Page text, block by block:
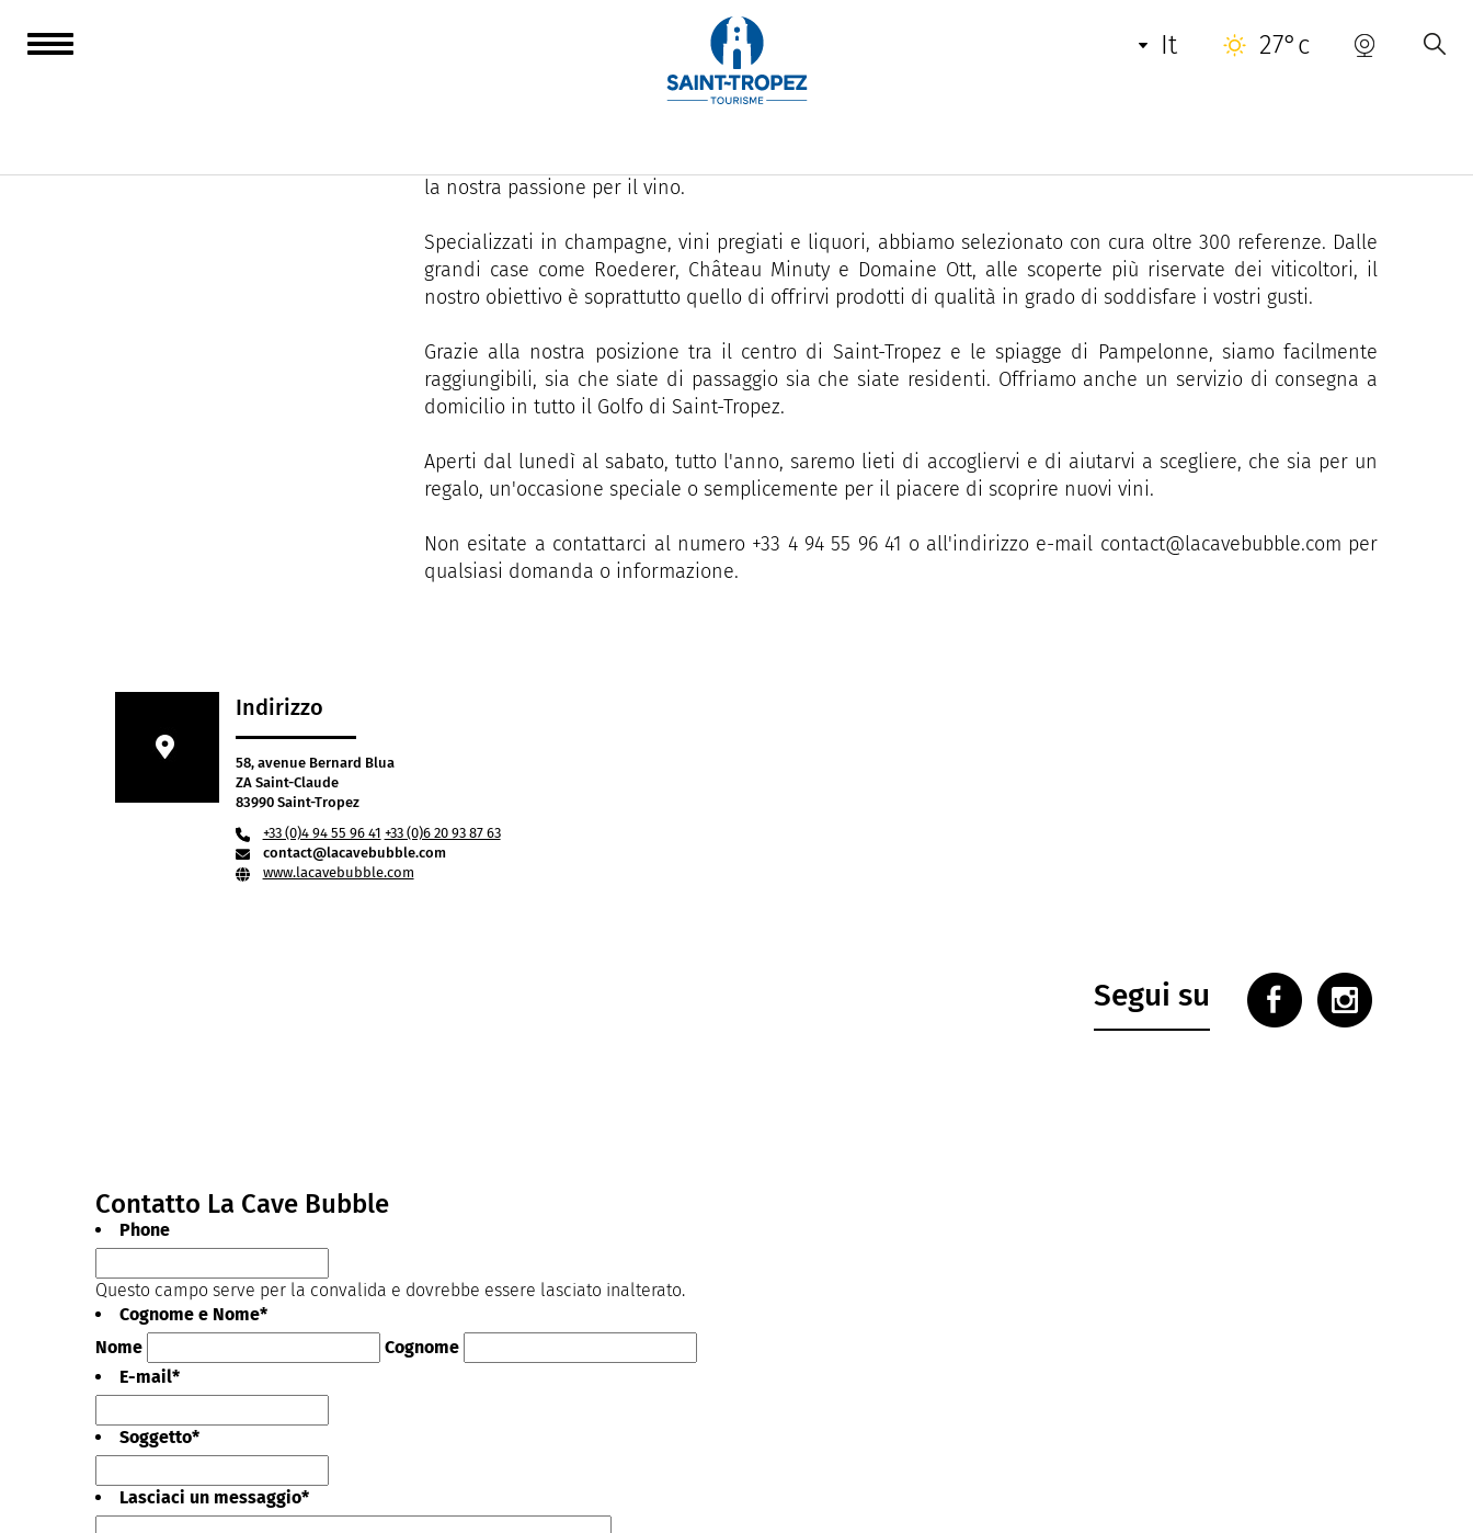
it 27°c
Situata sulla Route des Beaches a Saint-Tropez, La Cave Bubble è una cantina indipendente a conduzione
la nostra passione per il vino.
Specializzati in champagne, vini pregiati e liquori, abbiamo selezionato con cura oltre 300 referenze. Dalle
grandi case come Roederer, Château Minuty e Domaine Ott, alle scoperte più riservate dei viticoltori, il
nostro obiettivo è soprattutto quello di offrirvi prodotti di qualità in grado di soddisfare i vostri gusti.
Grazie alla nostra posizione tra il centro di Saint-Tropez e le spiagge di Pampelonne, siamo facilmente
raggiungibili, sia che siate di passaggio sia che siate residenti. Offriamo anche un servizio di consegna a
domicilio in tutto il Golfo di Saint-Tropez.
Aperti dal lunedì al sabato, tutto l'anno, saremo lieti di accogliervi e di aiutarvi a scegliere, che sia per un
regalo, un'occasione speciale o semplicemente per il piacere di scoprire nuovi vini.
Non esitate a contattarci al numero +33 4 94 55 96 41 o all'indirizzo e-mail contact@lacavebubble.com per
qualsiasi domanda o informazione.
Indirizzo
58, avenue Bernard Blua
ZA Saint-Claude
83990 Saint-Tropez
+33 (0)4 94 55 96 41 +33 (0)6 20 93 87 63
contact@lacavebubble.com
www.lacavebubble.com
Segui su
Contatto La Cave Bubble
Phone
Questo campo serve per la convalida e dovrebbe essere lasciato inalterato.
Cognome e Nome*
Nome
Cognome
E-mail*
Soggetto*
Lasciaci un messaggio*